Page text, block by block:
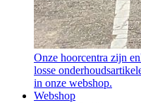
Onze hoorcentra zijn
losse
in onze webshop.
Webshop